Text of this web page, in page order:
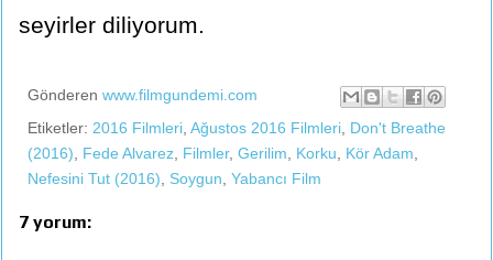
seyirler diliyorum.
Gönderen www.filmgundemi.com
Etiketler: 2016 Filmleri Ağustos 2016 Filmleri Don't Breathe
(2016)
Fede Alvarez Filmler, Gerilim Korku Kör Adam
Nefesini Tut (2016)
Soygun Yabancı Film
7 yorum: